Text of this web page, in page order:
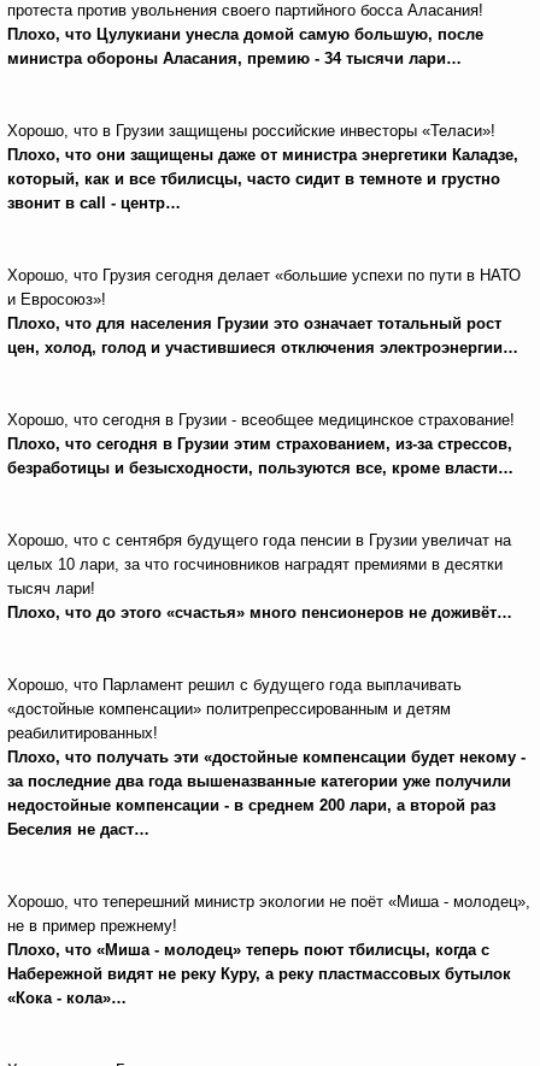
протеста против увольнения своего партийного босса Аласания!
Плохо, что Цулукиани унесла домой самую большую, после
министра обороны Аласания, премию - 34 тысячи лари…
Хорошо, что в Грузии защищены российские инвесторы «Теласи»!
Плохо, что они защищены даже от министра энергетики Каладзе,
который, как и все тбилисцы, часто сидит в темноте и грустно
звонит в call - центр…
Хорошо, что Грузия сегодня делает «большие успехи по пути в НАТО
и Евросоюз»!
Плохо, что для населения Грузии это означает тотальный рост
цен, холод, голод и участившиеся отключения электроэнергии…
Хорошо, что сегодня в Грузии - всеобщее медицинское страхование!
Плохо, что сегодня в Грузии этим страхованием, из-за стрессов,
безработицы и безысходности, пользуются все, кроме власти…
Хорошо, что с сентября будущего года пенсии в Грузии увеличат на
целых 10 лари, за что госчиновников наградят премиями в десятки
тысяч лари!
Плохо, что до этого «счастья» много пенсионеров не доживёт…
Хорошо, что Парламент решил с будущего года выплачивать
«достойные компенсации» политрепрессированным и детям
реабилитированных!
Плохо, что получать эти «достойные компенсации будет некому -
за последние два года вышеназванные категории уже получили
недостойные компенсации - в среднем 200 лари, а второй раз
Беселия не даст…
Хорошо, что теперешний министр экологии не поёт «Миша - молодец»,
не в пример прежнему!
Плохо, что «Миша - молодец» теперь поют тбилисцы, когда с
Набережной видят не реку Куру, а реку пластмассовых бутылок
«Кока - кола»…